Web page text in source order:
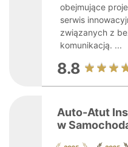
obejmujące
serwis
związanych z
komunikacją. ...
8.8
Auto-Atut
w